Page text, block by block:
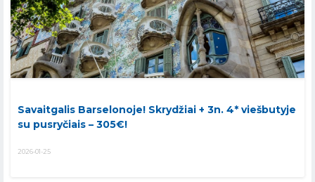
Savaitgalis Barselonoje! Skrydžiai + 3n. 4* viešbutyje
su pusryčiais – 305€!
2026-01-25